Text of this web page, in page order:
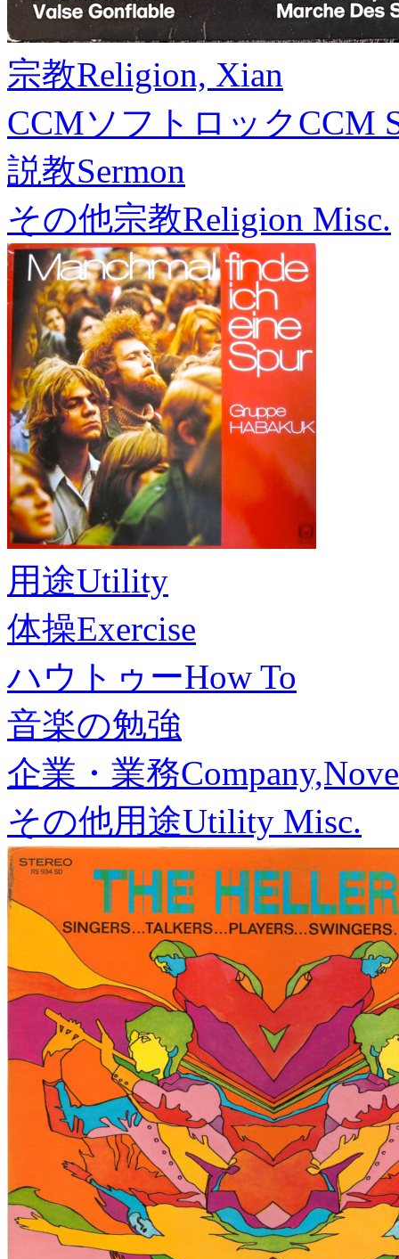
宗教Religion, Xian
CCMソフトロックCCM
説教Sermon
その他宗教Religion Misc.
用途Utility
体操Exercise
ハウトゥーHow To
音楽の勉強
企業・業務
その他用途Utility Misc.